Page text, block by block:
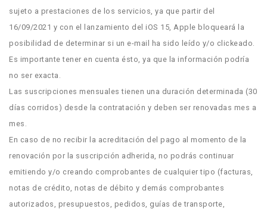
sujeto a prestaciones de los servicios, ya que partir del
16/09/2021 y con el lanzamiento del iOS 15, Apple bloqueará la
posibilidad de determinar si un e-mail ha sido leído y/o clickeado.
Es importante tener en cuenta ésto, ya que la información podría
no ser exacta.
Las suscripciones mensuales tienen una duración determinada (30
días corridos) desde la contratación y deben ser renovadas mes a
mes.
En caso de no recibir la acreditación del pago al momento de la
renovación por la suscripción adherida, no podrás continuar
emitiendo y/o creando comprobantes de cualquier tipo (facturas,
notas de crédito, notas de débito y demás comprobantes
autorizados, presupuestos, pedidos, guías de transporte,